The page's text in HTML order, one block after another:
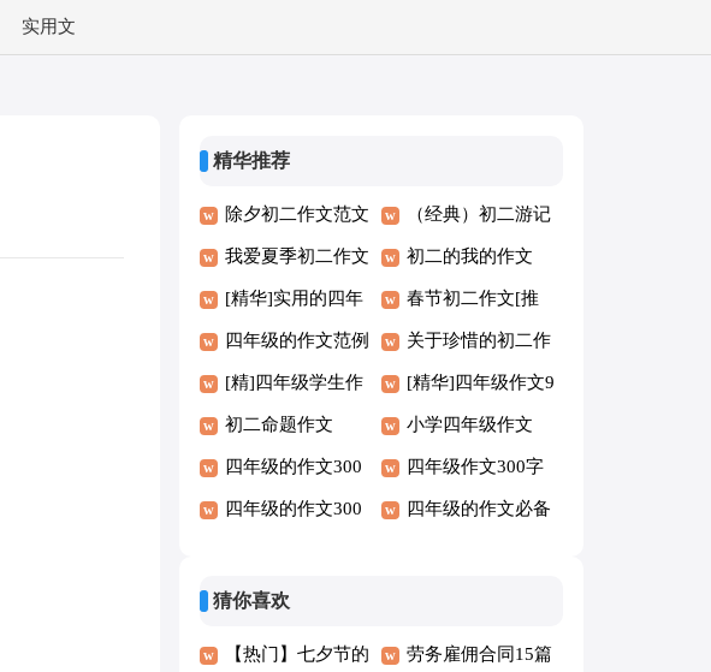
实用文
精华推荐
除夕初二作文范文 （经典）初二游记
作文
我爱夏季初二作文 初二的我的作文
[精华]实用的四年
级的作文
春节初二作文[推
荐]
四年级的作文范例
（10篇）
关于珍惜的初二作
文
[精]四年级学生作
文8篇
[精华]四年级作文9
篇
初二命题作文 小学四年级作文
[集锦7篇]
四年级的作文300
字通用【8篇】
四年级作文300字
通用（6篇）
四年级的作文300 四年级的作文必备
猜你喜欢
【热门】七夕节的 劳务雇佣合同15篇